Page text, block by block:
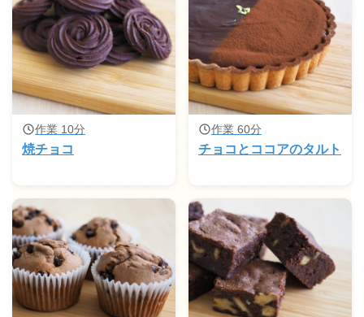
作業 10分
焼チョコ
作業 60分
チョコとココアのタルト